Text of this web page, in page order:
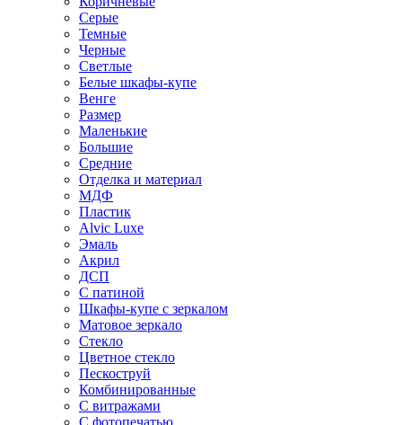
Серые
Темные
Черные
Светлые
Белые шкафы-купе
Венге
Размер
Маленькие
Большие
Средние
Отделка и материал
МДФ
Пластик
Alvic Luxe
Эмаль
Акрил
ДСП
С патиной
Шкафы-купе с зеркалом
Матовое зеркало
Стекло
Цветное стекло
Пескоструй
Комбинированные
С витражами
С фотопечатью